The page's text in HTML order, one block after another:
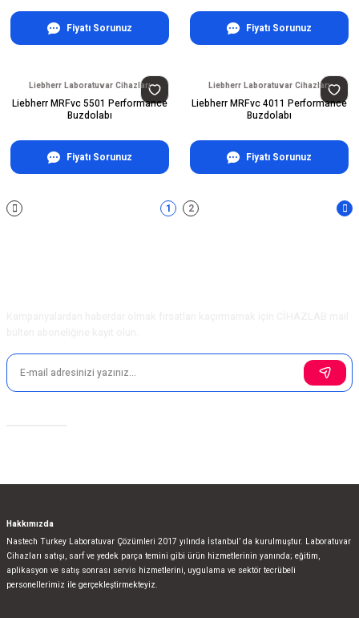
Fiyatı Sorunuz Fiyatı Sorunuz
Liebherr Laboratuvar Cihazları
Liebherr MRFvc 5501 Performance
Buzdolabı
Fiyatı Sorunuz
Liebherr Laboratuvar Cihazları
Liebherr MRFvc 4011 Performance
Buzdolabı
Fiyatı Sorunuz
1 2
Hakkımızda
Nastech Turkey Laboratuvar Çözümleri 2017 yılında İstanbul’ da kurulmuştur. Laboratuvar
Cihazları satışı, sarf ve yedek parça temini gibi ürün hizmetlerinin yanında; eğitim,
aplikasyon ve satış sonrası servis hizmetlerini, uygulama ve sektör tecrübeli
personellerimiz ile gerçekleştirmekteyiz.